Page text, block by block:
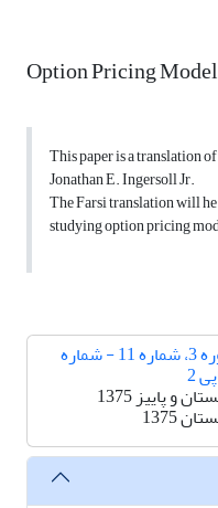
Option Pricing
This paper is a translation
Jonathan E. Ingersoll Jr.
The Farsi translation will
studying option pricing
دوره 3، شماره 11 - شماره
2
و پاییز 1375
1375